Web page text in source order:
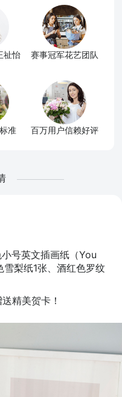
祉怡 赛事冠军花艺团队
准 百万用户信赖好评
号英文插画纸（You
梨纸1张、酒红色罗纹
精美贺卡！